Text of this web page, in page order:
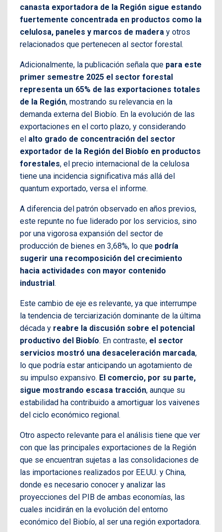
canasta exportadora de la Región sigue estando
fuertemente concentrada en productos como la
celulosa, paneles y marcos de madera y otros
relacionados que pertenecen al sector forestal.
Adicionalmente, la publicación señala que para este
primer semestre 2025 el sector forestal
representa un 65% de las exportaciones totales
de la Región, mostrando su relevancia en la
demanda externa del Biobío. En la evolución de las
exportaciones en el corto plazo, y considerando
el alto grado de concentración del sector
exportador de la Región del Biobío en productos
forestales, el precio internacional de la celulosa
tiene una incidencia significativa más allá del
quantum exportado, versa el informe.
A diferencia del patrón observado en años previos,
este repunte no fue liderado por los servicios, sino
por una vigorosa expansión del sector de
producción de bienes en 3,68%, lo que podría
sugerir una recomposición del crecimiento
hacia actividades con mayor contenido
industrial.
Este cambio de eje es relevante, ya que interrumpe
la tendencia de terciarización dominante de la última
década y reabre la discusión sobre el potencial
productivo del Biobío. En contraste, el sector
servicios mostró una desaceleración marcada,
lo que podría estar anticipando un agotamiento de
su impulso expansivo. El comercio, por su parte,
sigue mostrando escasa tracción, aunque su
estabilidad ha contribuido a amortiguar los vaivenes
del ciclo económico regional.
Otro aspecto relevante para el análisis tiene que ver
con que las principales exportaciones de la Región
que se encuentran sujetas a las consolidaciones de
las importaciones realizados por EE.UU. y China,
donde es necesario conocer y analizar las
proyecciones del PIB de ambas economías, las
cuales incidirán en la evolución del entorno
económico del Biobío, al ser una región exportadora.